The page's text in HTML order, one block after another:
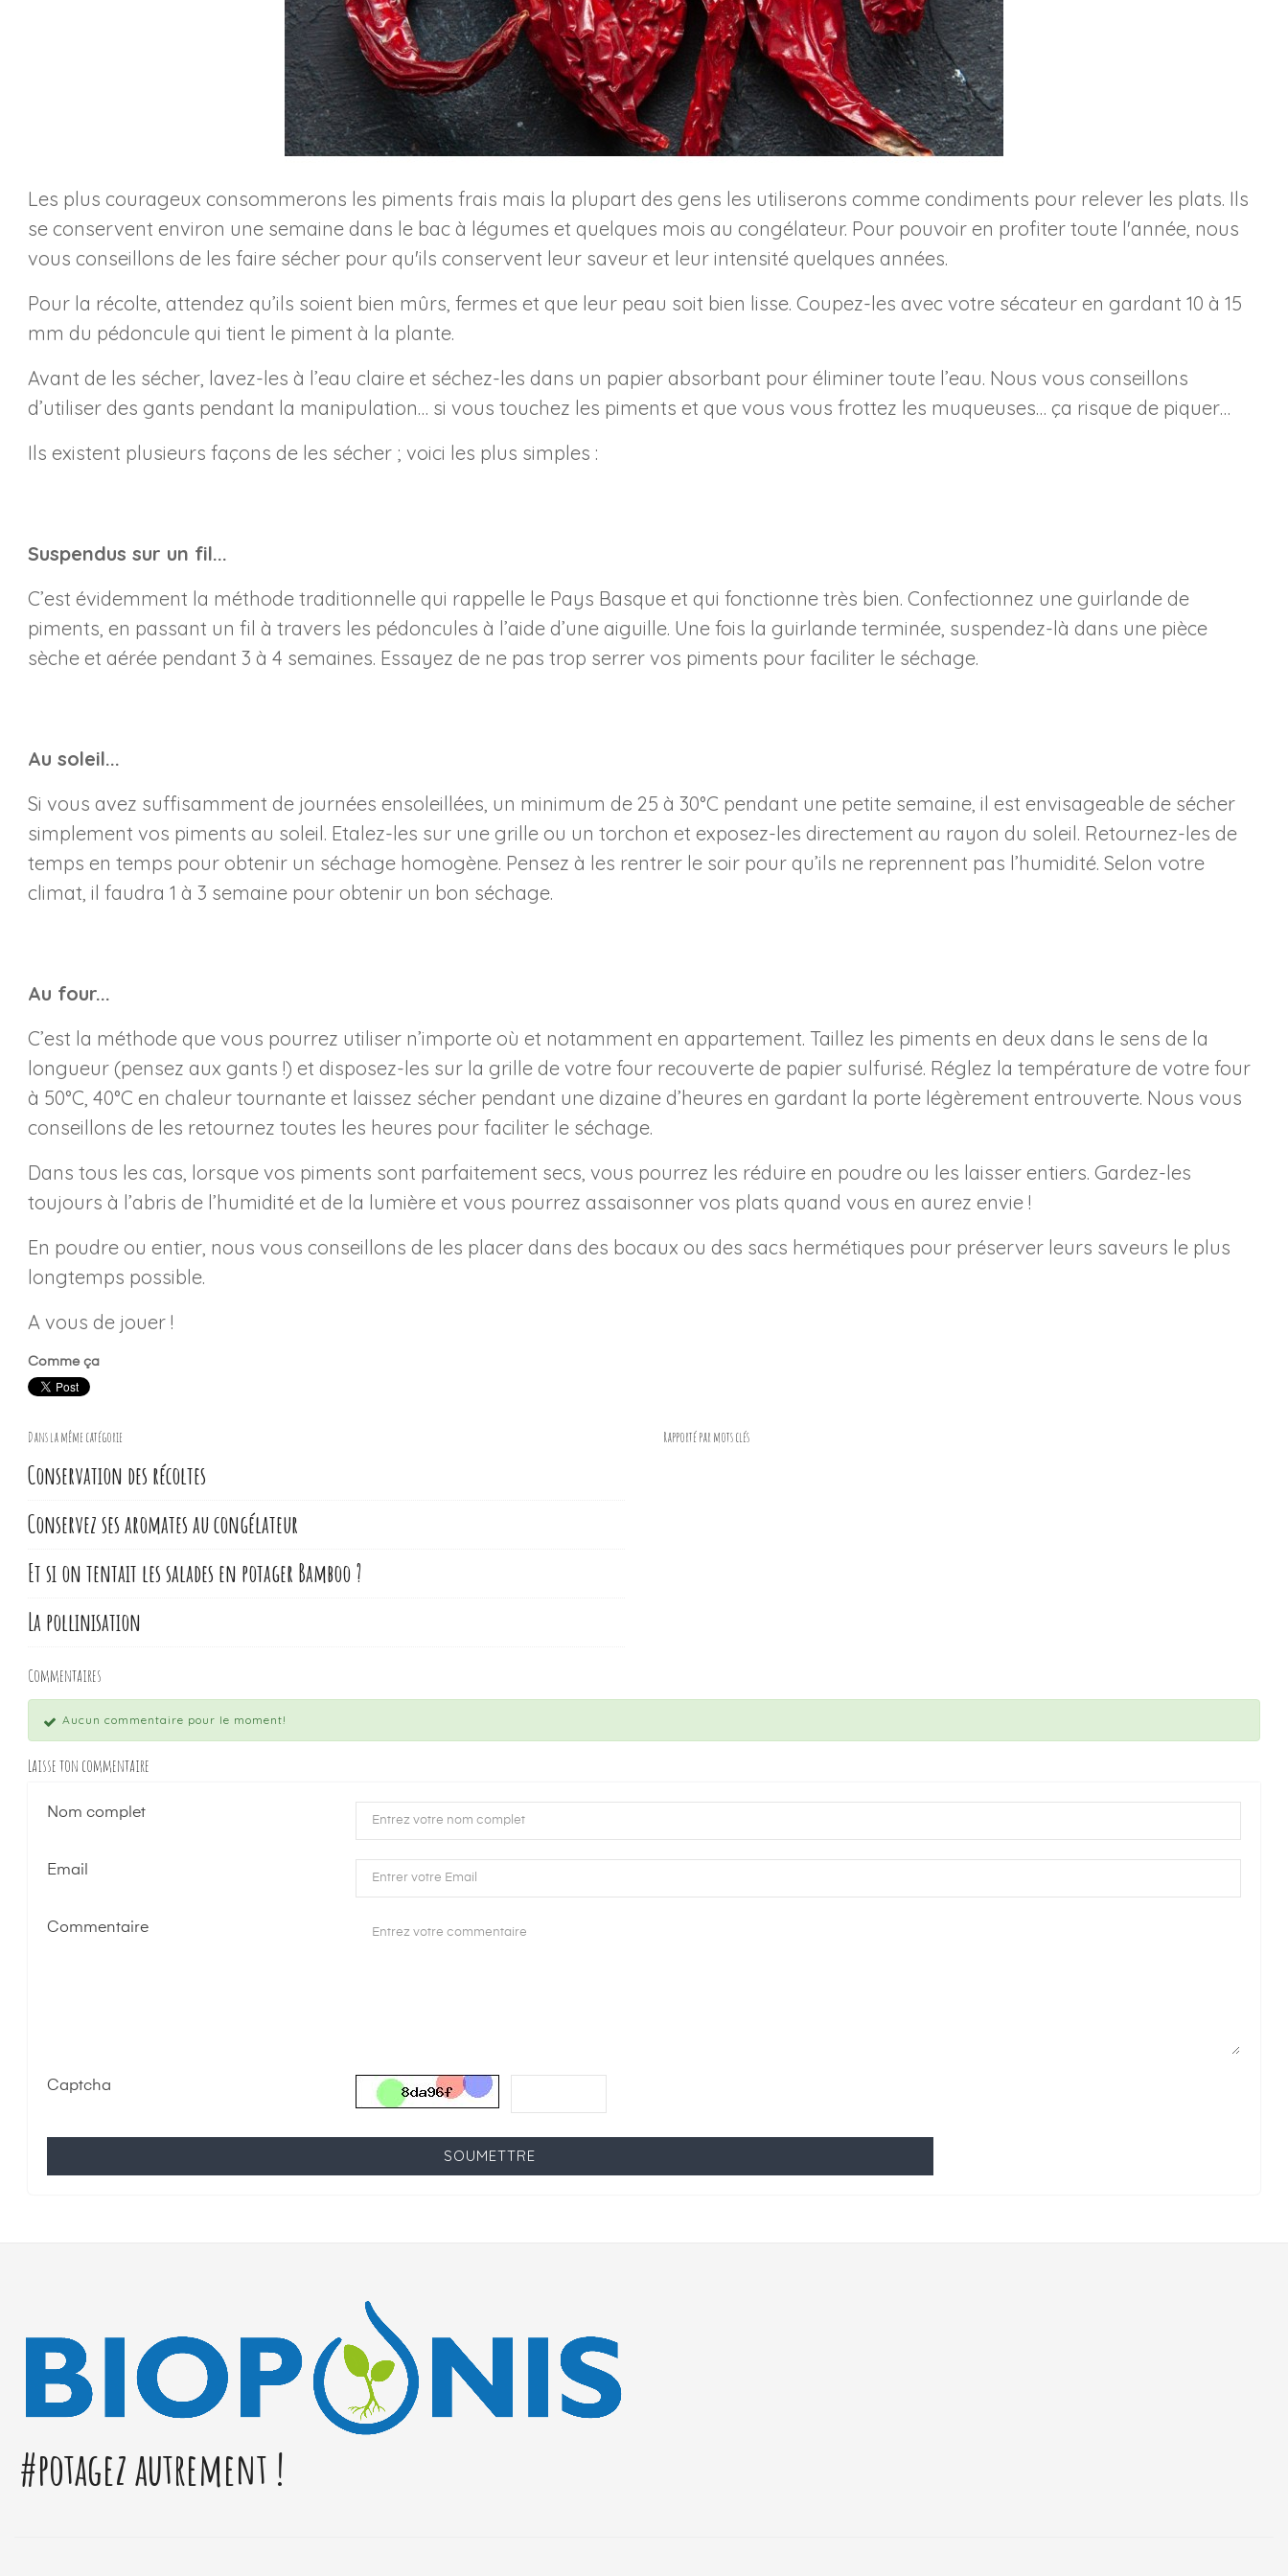
Les plus courageux consommerons les piments frais mais la plupart des gens les utiliserons comme condiments pour relever les plats. Ils
se conservent environ une semaine dans le bac à légumes et quelques mois au congélateur. Pour pouvoir en profiter toute l'année, nous
vous conseillons de les faire sécher pour qu'ils conservent leur saveur et leur intensité quelques années.
Pour la récolte, attendez qu’ils soient bien mûrs, fermes et que leur peau soit bien lisse. Coupez-les avec votre sécateur en gardant 10 à 15
mm du pédoncule qui tient le piment à la plante.
Avant de les sécher, lavez-les à l’eau claire et séchez-les dans un papier absorbant pour éliminer toute l’eau. Nous vous conseillons
d’utiliser des gants pendant la manipulation… si vous touchez les piments et que vous vous frottez les muqueuses… ça risque de piquer…
Ils existent plusieurs façons de les sécher ; voici les plus simples :
Suspendus sur un fil...
C’est évidemment la méthode traditionnelle qui rappelle le Pays Basque et qui fonctionne très bien. Confectionnez une guirlande de
piments, en passant un fil à travers les pédoncules à l’aide d’une aiguille. Une fois la guirlande terminée, suspendez-là dans une pièce
sèche et aérée pendant 3 à 4 semaines. Essayez de ne pas trop serrer vos piments pour faciliter le séchage.
Au soleil...
Si vous avez suffisamment de journées ensoleillées, un minimum de 25 à 30°C pendant une petite semaine, il est envisageable de sécher
simplement vos piments au soleil. Etalez-les sur une grille ou un torchon et exposez-les directement au rayon du soleil. Retournez-les de
temps en temps pour obtenir un séchage homogène. Pensez à les rentrer le soir pour qu’ils ne reprennent pas l’humidité. Selon votre
climat, il faudra 1 à 3 semaine pour obtenir un bon séchage.
Au four...
C’est la méthode que vous pourrez utiliser n’importe où et notamment en appartement. Taillez les piments en deux dans le sens de la
longueur (pensez aux gants !) et disposez-les sur la grille de votre four recouverte de papier sulfurisé. Réglez la température de votre four
à 50°C, 40°C en chaleur tournante et laissez sécher pendant une dizaine d’heures en gardant la porte légèrement entrouverte. Nous vous
conseillons de les retournez toutes les heures pour faciliter le séchage.
Dans tous les cas, lorsque vos piments sont parfaitement secs, vous pourrez les réduire en poudre ou les laisser entiers. Gardez-les
toujours à l’abris de l’humidité et de la lumière et vous pourrez assaisonner vos plats quand vous en aurez envie !
En poudre ou entier, nous vous conseillons de les placer dans des bocaux ou des sacs hermétiques pour préserver leurs saveurs le plus
longtemps possible.
A vous de jouer !
Comme ça
Dans la même catégorie
Conservation des récoltes
Conservez ses aromates au congélateur
Et si on tentait les salades en potager Bamboo ?
La pollinisation
Rapporté par mots clés
Commentaires
Aucun commentaire pour le moment!
Laisse ton commentaire
Nom complet
Email
Commentaire
Captcha
SOUMETTRE
#potagez autrement !